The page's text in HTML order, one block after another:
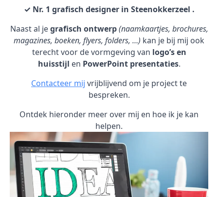
✓ Nr. 1 grafisch designer in Steenokkerzeel .
Naast al jegrafisch ontwerp (naamkaartjes, brochures,
magazines, boeken, flyers, folders, …) kan je bij mij ook
terecht voor de vormgeving van logo’s en
huisstijl en PowerPoint presentaties.
Contacteer mij vrijblijvend om je project te
bespreken.
Ontdek hieronder meer over mij en hoe ik je kan
helpen.